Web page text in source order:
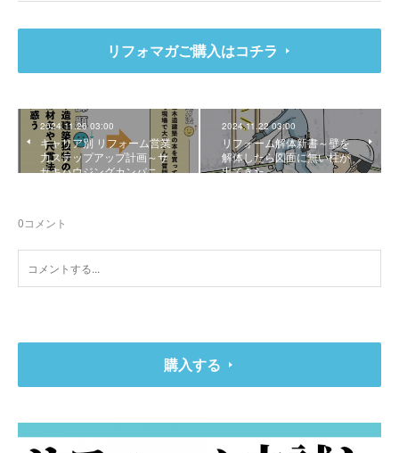
リフォマガご購入はコチラ
2024.11.26 03:00
キャリア別 リフォーム営業
力ステップアップ計画～サ
サキハウジングカンパニ…
2024.11.22 03:00
リフォーム解体新書～壁を
解体したら図面に無い柱が
出てきた
0コメント
購入する